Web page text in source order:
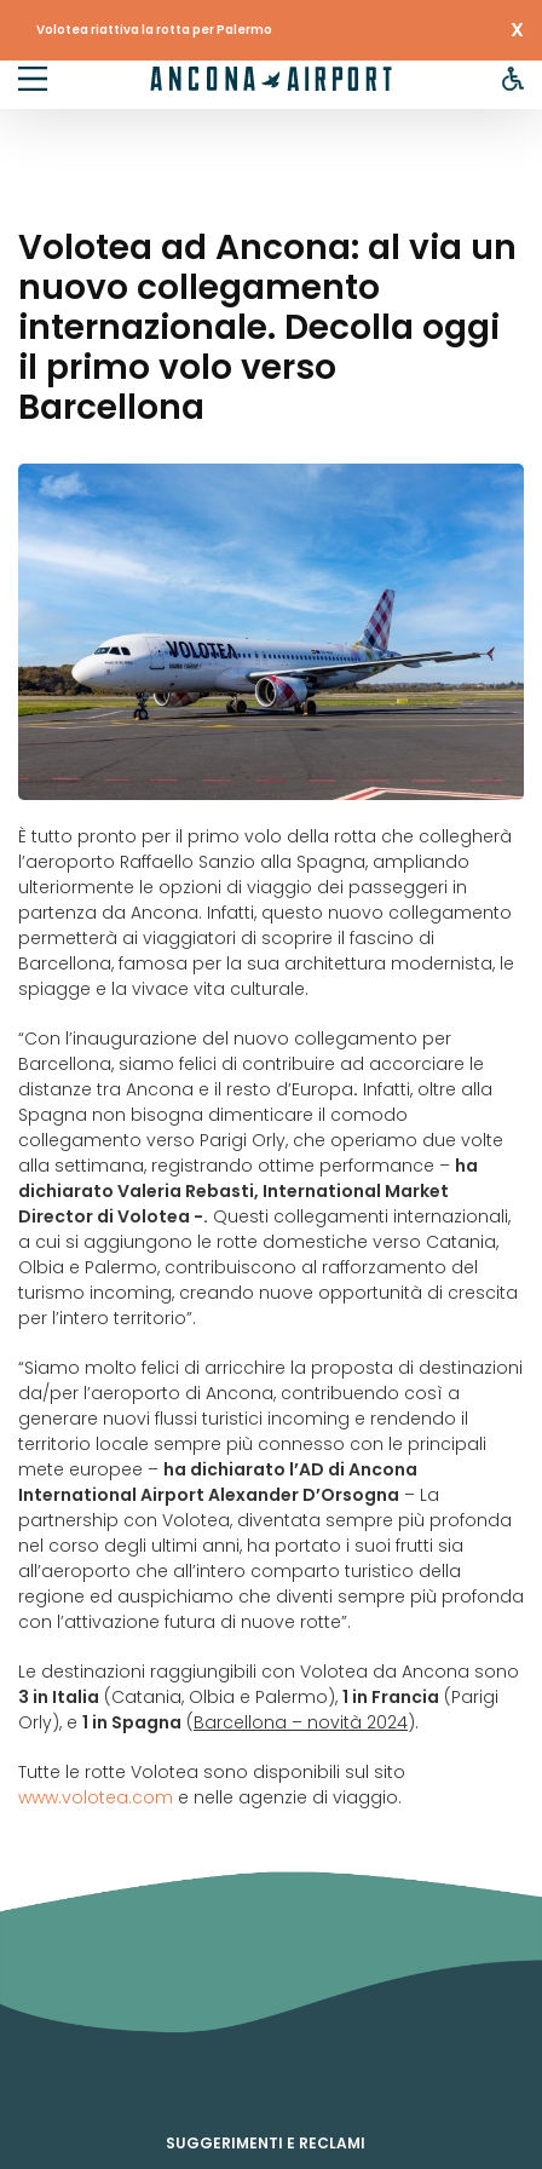
Volotea riattiva la rotta per Palermo X
Volotea ad Ancona: al via un
nuovo collegamento
internazionale. Decolla oggi
il primo volo verso
Barcellona
È tutto pronto per il primo volo della rotta che collegherà
l’aeroporto Raffaello Sanzio alla Spagna, ampliando
ulteriormente le opzioni di viaggio dei passeggeri in
partenza da Ancona. Infatti, questo nuovo collegamento
permetterà ai viaggiatori di scoprire il fascino di
Barcellona, famosa per la sua architettura modernista, le
spiagge e la vivace vita culturale.
“Con l’inaugurazione del nuovo collegamento per
Barcellona, siamo felici di contribuire ad accorciare le
distanze tra Ancona e il resto d’Europa. Infatti, oltre alla
Spagna non bisogna dimenticare il comodo
collegamento verso Parigi Orly, che operiamo due volte
alla settimana, registrando ottime performance – ha
dichiarato Valeria Rebasti, International Market
Director di Volotea -. Questi collegamenti internazionali,
a cui si aggiungono le rotte domestiche verso Catania,
Olbia e Palermo, contribuiscono al rafforzamento del
turismo incoming, creando nuove opportunità di crescita
per l’intero territorio”.
“Siamo molto felici di arricchire la proposta di destinazioni
da/per l’aeroporto di Ancona, contribuendo così a
generare nuovi flussi turistici incoming e rendendo il
territorio locale sempre più connesso con le principali
mete europee – ha dichiarato l’AD di Ancona
International Airport Alexander D’Orsogna – La
partnership con Volotea, diventata sempre più profonda
nel corso degli ultimi anni, ha portato i suoi frutti sia
all’aeroporto che all’intero comparto turistico della
regione ed auspichiamo che diventi sempre più profonda
con l’attivazione futura di nuove rotte”.
Le destinazioni raggiungibili con Volotea da Ancona sono
3 in Italia (Catania, Olbia e Palermo), 1 in Francia (Parigi
Orly), e 1 in Spagna (Barcellona – novità 2024).
Tutte le rotte Volotea sono disponibili sul sito
www.volotea.com e nelle agenzie di viaggio.
SUGGERIMENTI E RECLAMI